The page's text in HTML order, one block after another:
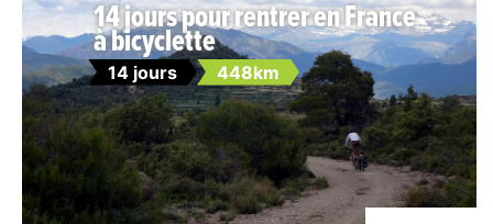
14 jours pour rentrer en France
à bicyclette
14 jours 448km